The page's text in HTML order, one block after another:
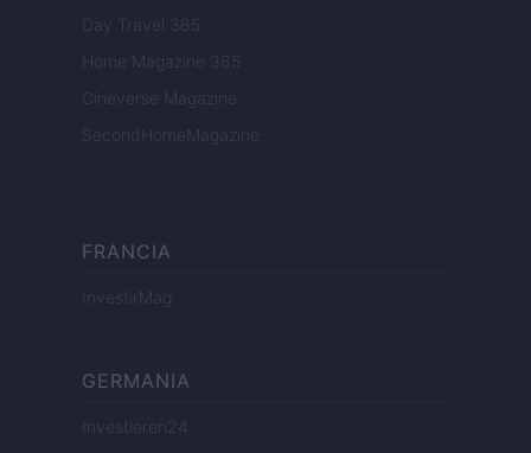
Day Travel 365
Home Magazine 365
Cineverse Magazine
SecondHomeMagazine
FRANCIA
InvestirMag
GERMANIA
Investieren24